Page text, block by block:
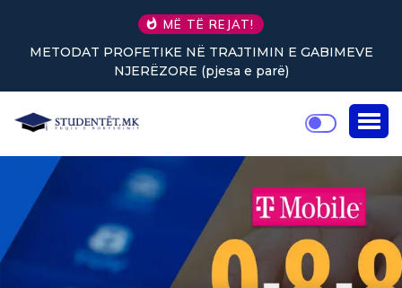
MË TË REJAT!
PROFETIKE NË TRAJTIMIN E GABIMEVE
NJERËZORE (pjesa e parë)
Nuk